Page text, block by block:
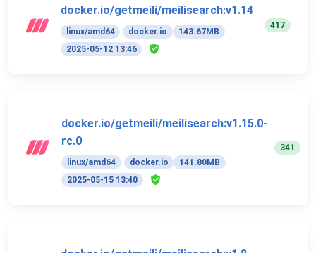
docker.io/getmeili/meilisearch:v1.14
linux/amd64 docker.io
143.67MB
2025-05-12 13:46
417
docker.io/getmeili/meilisearch:v1.15.0-
rc.0
linux/amd64 docker.io
141.80MB
2025-05-15 13:40
341